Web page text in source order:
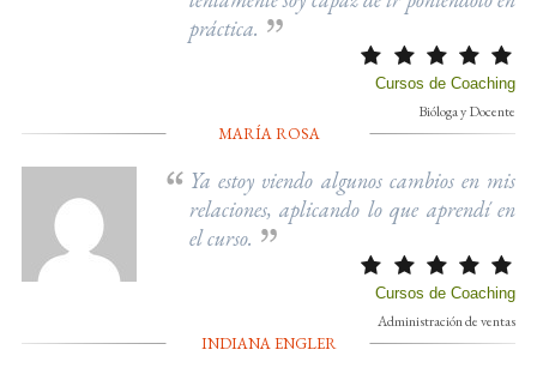
práctica.
Cursos de Coaching
Bióloga y Docente
MARÍA ROSA
Ya estoy viendo algunos cambios en mis
relaciones, aplicando lo que aprendí en
el curso.
Cursos de Coaching
Administración de ventas
INDIANA ENGLER